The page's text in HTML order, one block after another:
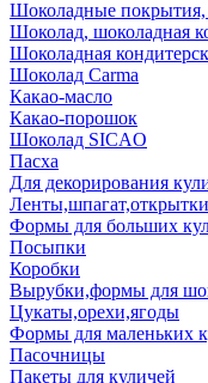
Шоколадные
Шоколад, шоколадная
Шоколадная
Шоколад Carma
Какао-масло
Какао-порошок
Шоколад SICAO
Пасха
Для декорирования
Ленты,шпагат,открытки
Формы для больших
Посыпки
Коробки
Вырубки,формы для
Цукаты,орехи,ягоды
Формы для маленьких
Пасочницы
Пакеты для куличей